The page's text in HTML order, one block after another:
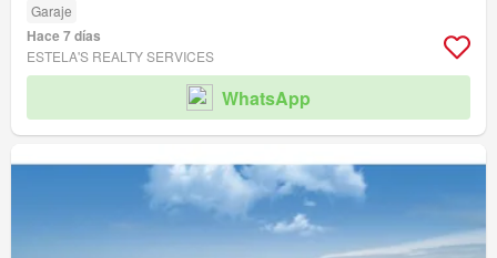
Garaje
Hace 7 días
ESTELA'S REALTY SERVICES
WhatsApp